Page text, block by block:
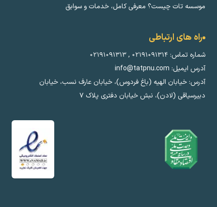
موسسه تات چیست؟ معرفی کامل، خدمات و سوابق
راه های ارتباطی
شماره تماس: ۰۲۱۹۱۰۹۱۳۱۴ ,۰۲۱۹۱۰۹۱۳۱۳
آدرس ایمیل: info@tatpnu.com
آدرس: خیابان الهيه (باغ فردوس)، خیابان عارف نسب، خیابان
دبیرسیاقی (لادن)، نبش خیابان دفتری پلاک ٧